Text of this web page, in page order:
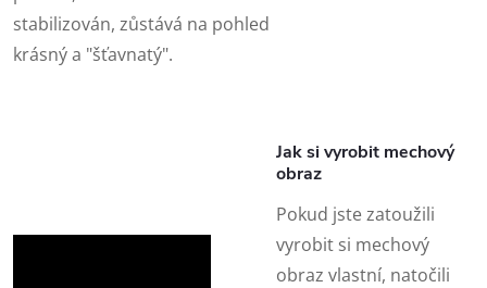
stabilizován, zůstává na pohled
krásný a "šťavnatý".
Jak si vyrobit mechový
obraz
Pokud jste zatoužili
vyrobit si mechový
obraz vlastní, natočili